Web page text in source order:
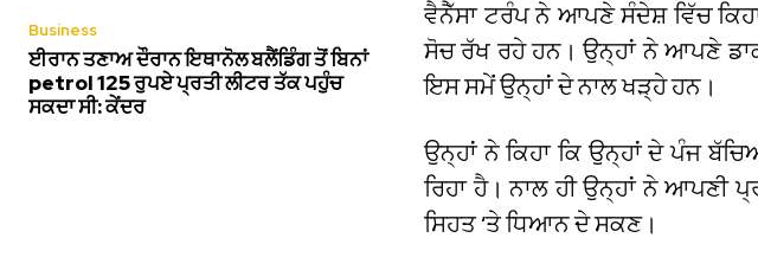
Business
ਈਰਾਨ ਤਣਾਅ ਦੌਰਾਨ ਇਥਾਨੋਲ ਬਲੈਂਡਿੰਗ ਤੋਂ ਬਿਨਾਂ
petrol 125 ਰੁਪਏ ਪ੍ਰਤੀ ਲੀਟਰ ਤੱਕ ਪਹੁੰਚ
ਸਕਦਾ ਸੀ: ਕੇਂਦਰ
ਵੈਨੈੱਸਾ ਟਰੰਪ ਨੇ ਆਪਣੇ ਸੰਦੇਸ਼ ਵਿੱਚ
ਸੋਚ ਰੱਖ ਰਹੇ ਹਨ। ਉਨ੍ਹਾਂ ਨੇ ਆਪਣੇ
ਇਸ ਸਮੇਂ ਉਨ੍ਹਾਂ ਦੇ ਨਾਲ ਖੜ੍ਹੇ ਹਨ।
ਉਨ੍ਹਾਂ ਨੇ ਕਿਹਾ ਕਿ ਉਨ੍ਹਾਂ ਦੇ ਪੰਜ
ਰਿਹਾ ਹੈ। ਨਾਲ ਹੀ ਉਨ੍ਹਾਂ ਨੇ ਆਪਣੀ
ਸਿਹਤ ‘ਤੇ ਧਿਆਨ ਦੇ ਸਕਣ।